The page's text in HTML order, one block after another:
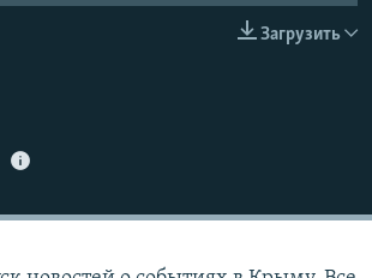
КРЫМА
Загрузить